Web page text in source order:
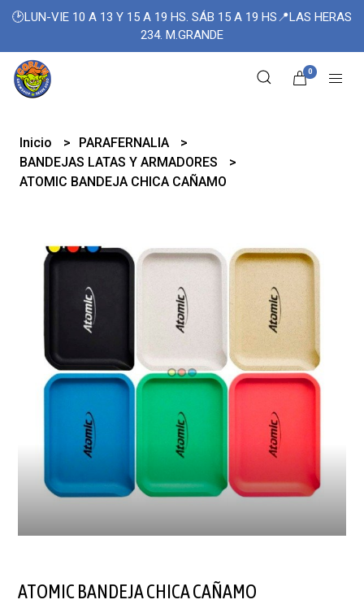
🕑LUN-VIE 10 A 13 Y 15 A 19 HS. SÁB 15 A 19 HS📍LAS HERAS
234. M.GRANDE
0
Inicio
PARAFERNALIA
BANDEJAS LATAS Y ARMADORES
ATOMIC BANDEJA CHICA CAÑAMO
ATOMIC BANDEJA CHICA CAÑAMO